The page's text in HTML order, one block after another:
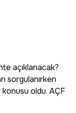
açıklanacak?
sorgulanırken
konusu oldu. AÇF